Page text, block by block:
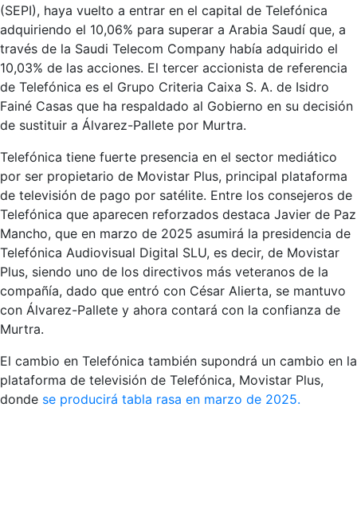
(SEPI), haya vuelto a entrar en el capital de Telefónica
adquiriendo el 10,06% para superar a Arabia Saudí que, a
través de la Saudi Telecom Company había adquirido el
10,03% de las acciones. El tercer accionista de referencia
de Telefónica es el Grupo Criteria Caixa S. A. de Isidro
Fainé Casas que ha respaldado al Gobierno en su decisión
de sustituir a Álvarez-Pallete por Murtra.
Telefónica tiene fuerte presencia en el sector mediático
por ser propietario de Movistar Plus, principal plataforma
de televisión de pago por satélite. Entre los consejeros de
Telefónica que aparecen reforzados destaca Javier de Paz
Mancho, que en marzo de 2025 asumirá la presidencia de
Telefónica Audiovisual Digital SLU, es decir, de Movistar
Plus, siendo uno de los directivos más veteranos de la
compañía, dado que entró con César Alierta, se mantuvo
con Álvarez-Pallete y ahora contará con la confianza de
Murtra.
El cambio en Telefónica también supondrá un cambio en la
plataforma de televisión de Telefónica, Movistar Plus,
donde se producirá tabla rasa en marzo de 2025.